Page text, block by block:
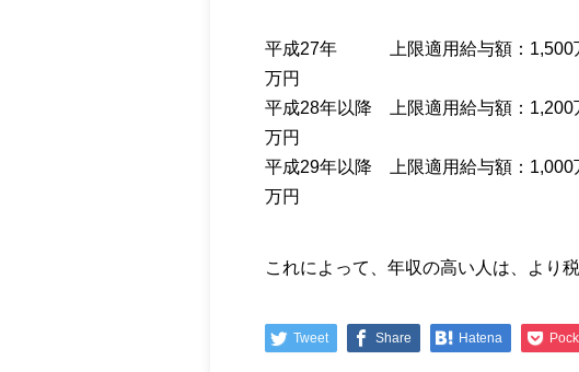
平成27年 上限適用給与額：1,500
万円
平成28年以降 上限適用給与額：
万円
平成29年以降 上限適用給与額：
万円
これによって、年収の高い人は、より
Tweet Share Hatena